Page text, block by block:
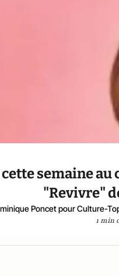
semaine au
"Revivre"
Poncet pour Culture-
1 min